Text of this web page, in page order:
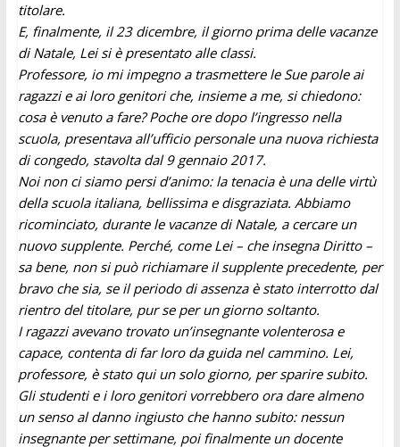
titolare.
E, finalmente, il 23 dicembre, il giorno prima delle vacanze
di Natale, Lei si è presentato alle classi.
Professore, io mi impegno a trasmettere le Sue parole ai
ragazzi e ai loro genitori che, insieme a me, si chiedono:
cosa è venuto a fare? Poche ore dopo l’ingresso nella
scuola, presentava all’ufficio personale una nuova richiesta
di congedo, stavolta dal 9 gennaio 2017.
Noi non ci siamo persi d’animo: la tenacia è una delle virtù
della scuola italiana, bellissima e disgraziata. Abbiamo
ricominciato, durante le vacanze di Natale, a cercare un
nuovo supplente. Perché, come Lei – che insegna Diritto –
sa bene, non si può richiamare il supplente precedente, per
bravo che sia, se il periodo di assenza è stato interrotto dal
rientro del titolare, pur se per un giorno soltanto.
I ragazzi avevano trovato un’insegnante volenterosa e
capace, contenta di far loro da guida nel cammino. Lei,
professore, è stato qui un solo giorno, per sparire subito.
Gli studenti e i loro genitori vorrebbero ora dare almeno
un senso al danno ingiusto che hanno subito: nessun
insegnante per settimane, poi finalmente un docente